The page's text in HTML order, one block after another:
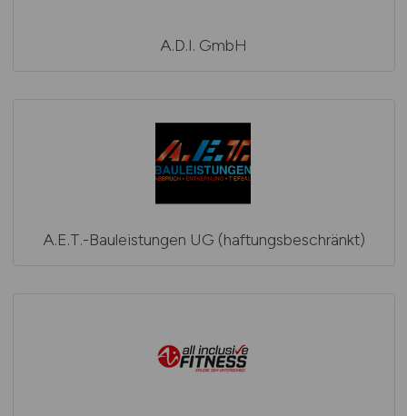
A.D.I. GmbH
A.E.T.-Bauleistungen UG (haftungsbeschränkt)